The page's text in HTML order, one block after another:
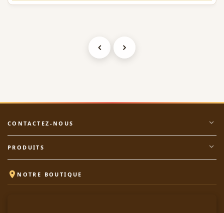
CONTACTEZ-NOUS expand_more
PRODUITS expand_more
 NOTRE BOUTIQUE